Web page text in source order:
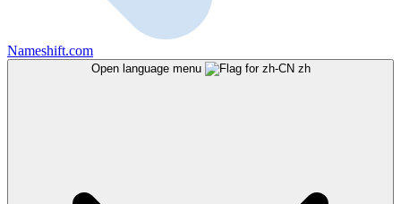
Nameshift.com
Open language menu zh